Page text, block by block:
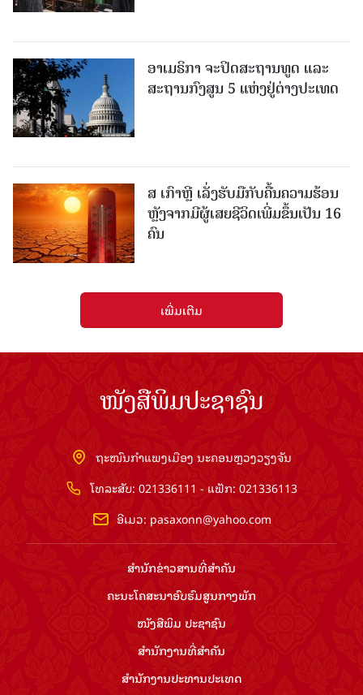
ອາເມຣິກາ ຈະປິດສະຖານທູດ ແ​ລະ
ສະຖານກົງສູນ 5 ແຫ່ງ​ຢູ່​ຕ່າງ​ປະ​ເທດ
ສ ເກົາຫຼີ ເລັ່ງຮັບມືກັບຄື້ນຄວາມຮ້ອນ
ຫຼັງຈາກມີຜູ້ເສຍຊີວິດເພີ່ມຂຶ້ນເປັນ 16
ຄົນ
ເພີ່ມເຕີມ
ໜັງສືພິມປະຊາຊົນ
ຖະໜົນກຳແພງເມືອງ ນະຄອນຫຼວງວຽງຈັນ
ໂທລະສັບ: 021336111 - ແຟັກ: 021336113
ອີເມວ: pasaxonn@yahoo.com
ສຳ​ນັກ​ຂ່າວ​ສານ​ທີ່​ສຳ​ຄັນ​
ຄະນະໂຄສະນາອົບຮົມ​ສູນ​ກາງ​ພັກ
ໜັງສືພິມ ປະ​ຊາ​ຊົນ
ສຳ​ນັກ​ງານ​ທີ່​ສຳ​ຄັນ
ສຳ​ນັກ​ງານ​ປະ​ທານ​ປະ​ເທດ